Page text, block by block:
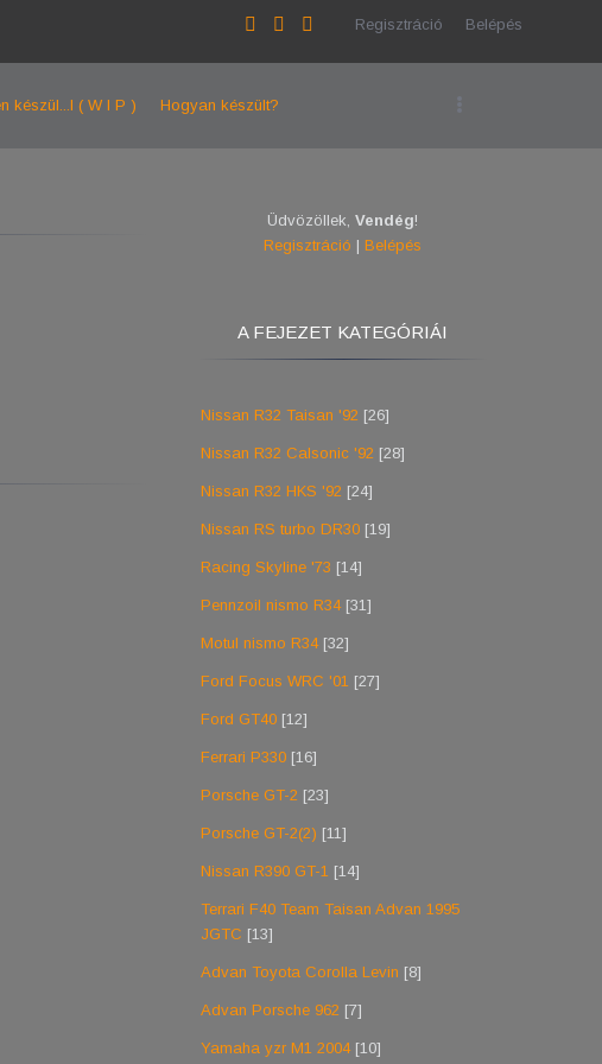
Regisztráció Belépés
készül...l ( W I P ) Hogyan készült?
Üdvözöllek,Vendég!
Regisztráció |Belépés
A FEJEZET KATEGÓRIÁI
Nissan R32 Taisan '92 [26]
Nissan R32 Calsonic '92 [28]
Nissan R32 HKS '92 [24]
Nissan RS turbo DR30 [19]
Racing Skyline '73 [14]
Pennzoil nismo R34 [31]
Motul nismo R34 [32]
Ford Focus WRC '01 [27]
Ford GT40 [12]
Ferrari P330 [16]
Porsche GT-2 [23]
Porsche GT-2(2) [11]
Nissan R390 GT-1 [14]
Terrari F40 Team Taisan Advan 1995
JGTC [13]
Advan Toyota Corolla Levin [8]
Advan Porsche 962 [7]
Yamaha yzr M1 2004 [10]